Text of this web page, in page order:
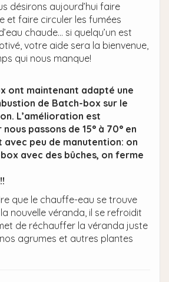
désirons aujourd’hui faire
et faire circuler les fumées
chaude… si quelqu’un est
votre aide sera la bienvenue,
qui nous manque!
ont maintenant adapté une
de Batch-box sur le
L’amélioration est
passons de 15° à 70° en
avec peu de manutention: on
avec des bûches, on ferme
que le chauffe-eau se trouve
nouvelle véranda, il se refroidit
de réchauffer la véranda juste
agrumes et autres plantes